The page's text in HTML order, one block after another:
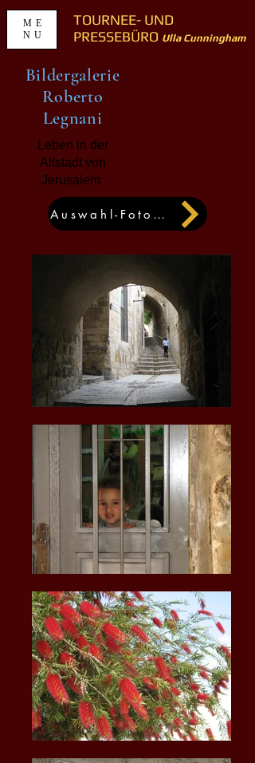
TOURNEE- UND
PRESSEBÜRO Ulla Cunningham
ME
NU
Bildergalerie
Roberto
Legnani
Leben in der
Altstadt von
Jerusalem
Auswahl-Fotos auf Leinwand mit Keilrahmen